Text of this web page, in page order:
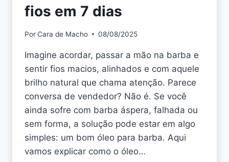
fios em 7 dias
PorCara de Macho 08/08/2025
Imagine acordar, passar a mão na barba e
sentir fios macios, alinhados e com aquele
brilho natural que chama atenção. Parece
conversa de vendedor? Não é. Se você
ainda sofre com barba áspera, falhada ou
sem forma, a solução pode estar em algo
simples: um bom óleo para barba. Aqui
vamos explicar como o óleo…